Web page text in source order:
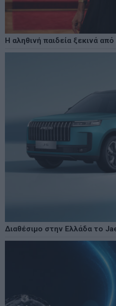
Η αληθινή παιδεία ξεκινά
Διαθέσιμο στην Ελλάδα το